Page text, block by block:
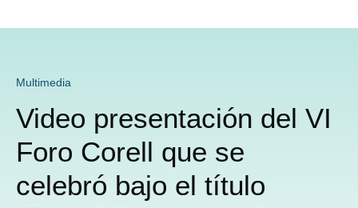
Multimedia
Video presentación del VI
Foro Corell que se
celebró bajo el título